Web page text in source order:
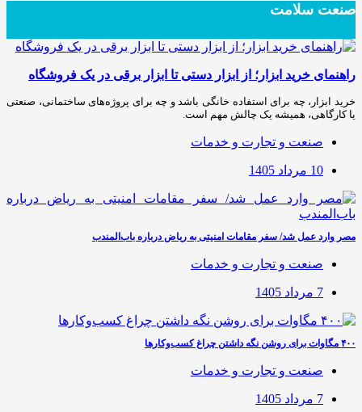
صنعت سلامت
راهنمای خرید ابزار؛ از ابزار دستی تا ابزار برقی در یک فروشگاه
خرید ابزار، چه برای استفاده خانگی باشد و چه برای پروژه‌های ساختمانی، صنعتی
یا کارگاهی، همیشه یک چالش مهم است.
صنعت و تجارت و خدمات
10 مرداد 1405
مصر وارد عمل شد/ سفر مقامات امنیتی به ریاض درباره باب‌المندب
صنعت و تجارت و خدمات
7 مرداد 1405
۴۰۰ مگاوات برای روشن نگه داشتن چراغ کسب‌وکار‌ها
صنعت و تجارت و خدمات
7 مرداد 1405